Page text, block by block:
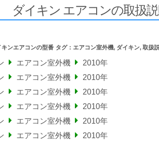
ダイキン エアコンの取扱
ンエアコンの型番 タグ： エアコン室外機, ダイキン, 取扱
エアコン室外機
2010年
エアコン室外機
2010年
エアコン室外機
2010年
エアコン室外機
2010年
エアコン室外機
2010年
エアコン室外機 2010年